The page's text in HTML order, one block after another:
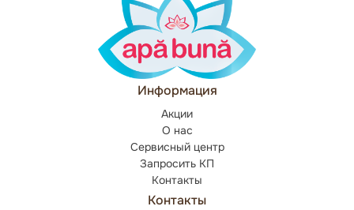
Информация
Акции
О нас
Сервисный центр
Запросить КП
Контакты
Контакты